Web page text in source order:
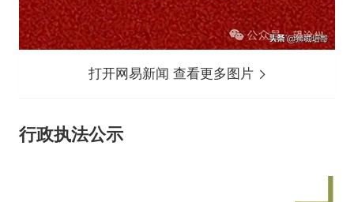
打开网易新闻 查看更多图片
行政执法公示